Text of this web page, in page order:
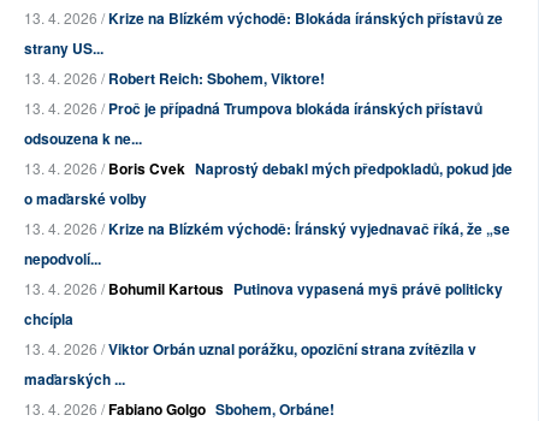
13. 4. 2026 /Krize na Blízkém východě: Blokáda íránských přístavů ze
strany US...
13. 4. 2026 /Robert Reich: Sbohem, Viktore!
13. 4. 2026 /Proč je případná Trumpova blokáda íránských přístavů
odsouzena k ne...
13. 4. 2026 /Boris Cvek Naprostý debakl mých předpokladů, pokud jde
o maďarské volby
13. 4. 2026 /Krize na Blízkém východě: Íránský vyjednavač říká, že „se
nepodvolí...
13. 4. 2026 /Bohumil Kartous Putinova vypasená myš právě politicky
chcípla
13. 4. 2026 /Viktor Orbán uznal porážku, opoziční strana zvítězila v
maďarských ...
13. 4. 2026 /Fabiano Golgo Sbohem, Orbáne!